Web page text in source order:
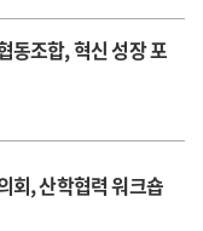
동조합, 혁신 성장 포
회, 산학협력 워크숍